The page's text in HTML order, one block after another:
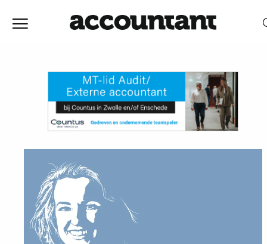
Discussie
Achtergrond
RELEVANTIEDATUM